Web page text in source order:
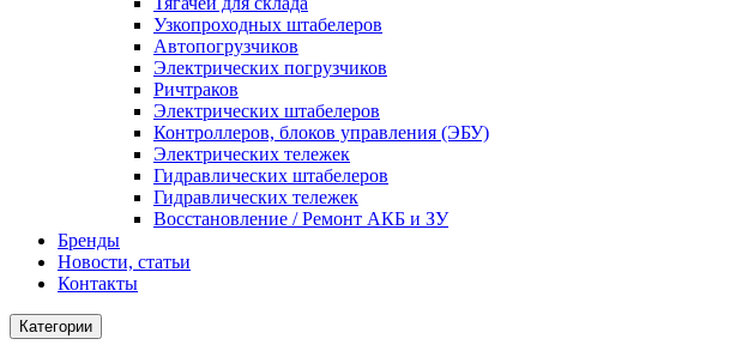
Узкопроходных штабелеров
Автопогрузчиков
Электрических погрузчиков
Ричтраков
Электрических штабелеров
Контроллеров, блоков управления (ЭБУ)
Электрических тележек
Гидравлических штабелеров
Гидравлических тележек
Восстановление / Ремонт АКБ и ЗУ
Бренды
Новости, статьи
Контакты
Категории